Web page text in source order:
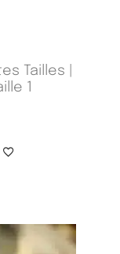
Tailles |
1